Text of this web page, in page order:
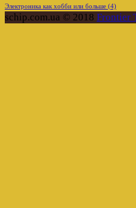
Электроника как хобби или больше (4)
schip.com.ua © 2018 Frontier